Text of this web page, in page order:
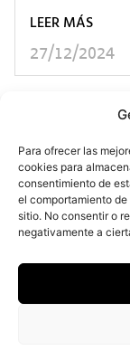
Para ofrecer las
cookies para
consentimiento de
el comportamiento
sitio. No consentir o
negativamente a
LEER MÁS
27/12/2024